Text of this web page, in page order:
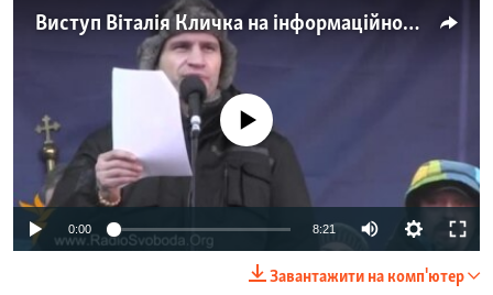
пошуку
ДЕПОРТАЦІЯ
ВІДЕОУРОКИ «ELIFBE»
СВІДЧЕННЯ ОКУПАЦІЇ
УКРАЇНСЬКА ПРОБЛЕМА КРИМУ
ЯК ОБІЙТИ БЛОКУВАННЯ
Русский
Qırımtatar
Виступ Віталія Кличка на інформаційному мітингу
No media source currently available
0:00 8:21
Завантажити на комп'ютер